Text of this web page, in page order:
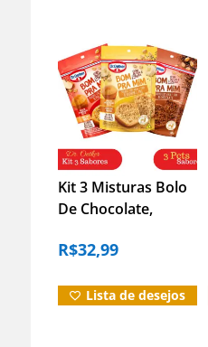
Kit 3 Misturas Bolo
De Chocolate,
Oetker
R$32,99
Lista de desejos